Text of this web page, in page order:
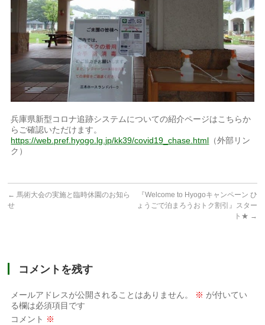
兵庫県新型コロナ追跡システムについての紹介ページはこちらか
らご確認いただけます。
https://web.pref.hyogo.lg.jp/kk39/covid19_chase.html （外部リン
ク）
← 馬術大会の実施と臨時休園のお知ら
せ
『Welcome to Hyogoキャンペーン ひ
ょうごで泊まろうおトク割引』スター
ト★ →
コメントを残す
メールアドレスが公開されることはありません。 ※ が付いてい
る欄は必須項目です
コメント ※